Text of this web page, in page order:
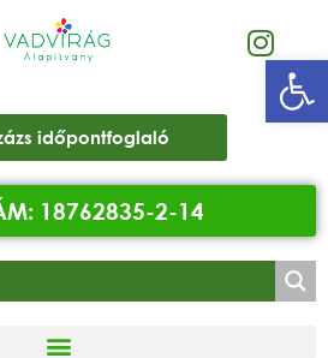
időpontfoglaló
18762835-2-14